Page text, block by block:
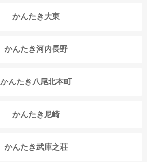
かんたき大東
かんたき河内長野
かんたき八尾北本町
かんたき尼崎
かんたき武庫之荘